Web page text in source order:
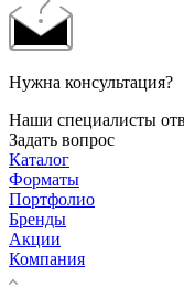
Нужна консультация?
Наши специалисты
Задать вопрос
Каталог
Форматы
Портфолио
Бренды
Акции
Компания